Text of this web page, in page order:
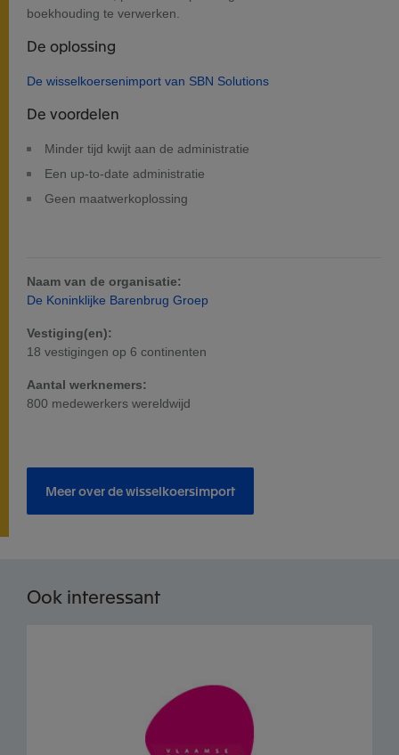
boekhouding te verwerken.
De oplossing
De wisselkoersenimport van SBN Solutions
De voordelen
Minder tijd kwijt aan de administratie
Een up-to-date administratie
Geen maatwerkoplossing
Naam van de organisatie:
De Koninklijke Barenbrug Groep
Vestiging(en):
18 vestigingen op 6 continenten
Aantal werknemers:
800 medewerkers wereldwijd
Meer over de wisselkoersimport
Ook interessant